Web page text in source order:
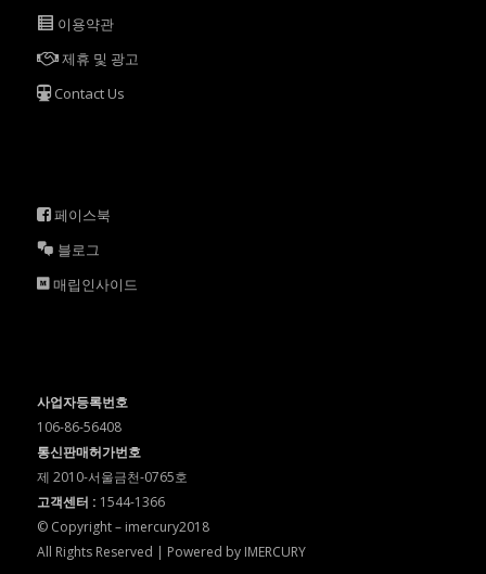
이용약관
제휴 및 광고
Contact Us
페이스북
블로그
매립인사이드
사업자등록번호
106-86-56408
통신판매허가번호
제 2010-서울금천-0765호
고객센터 : 1544-1366
© Copyright – imercury2018
All Rights Reserved | Powered by IMERCURY